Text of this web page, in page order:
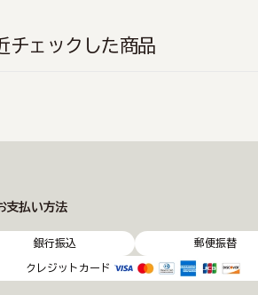
チェックした商品
支払い方法
銀行振込 郵便振替
クレジットカード